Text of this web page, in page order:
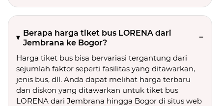
Berapa harga tiket bus LORENA dari
Jembrana ke Bogor?
Harga tiket bus bisa bervariasi tergantung dari
sejumlah faktor seperti fasilitas yang ditawarkan,
jenis bus, dll. Anda dapat melihat harga terbaru
dan diskon yang ditawarkan untuk tiket bus
LORENA dari Jembrana hingga Bogor di situs web